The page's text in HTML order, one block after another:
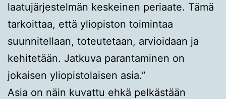
laatujärjestelmän keskeinen periaate. Tämä
tarkoittaa, että yliopiston toimintaa
suunnitellaan, toteutetaan, arvioidaan ja
kehitetään. Jatkuva parantaminen on
jokaisen yliopistolaisen asia.”
Asia on näin kuvattu ehkä pelkästään